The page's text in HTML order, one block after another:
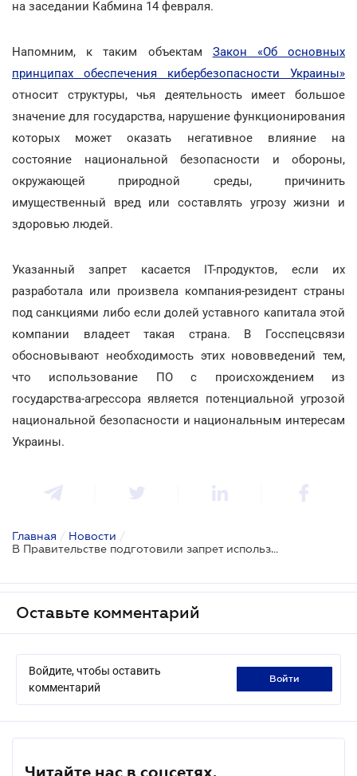
на заседании Кабмина 14 февраля.
Напомним, к таким объектам Закон «Об основных
принципах обеспечения кибербезопасности Украины»
относит структуры, чья деятельность имеет большое
значение для государства, нарушение функционирования
которых может оказать негативное влияние на
состояние национальной безопасности и обороны,
окружающей природной среды, причинить
имущественный вред или составлять угрозу жизни и
здоровью людей.
Указанный запрет касается IT-продуктов, если их
разработала или произвела компания-резидент страны
под санкциями либо если долей уставного капитала этой
компании владеет такая страна. В Госспецсвязи
обосновывают необходимость этих нововведений тем,
что использование ПО с происхождением из
государства-агрессора является потенциальной угрозой
национальной безопасности и национальным интересам
Украины.
Главная / Новости /
В Правительстве подготовили запрет использования программного обеспечения из санкционных стран
Оставьте комментарий
Войдите, чтобы оставить
комментарий
войти
Читайте нас в соцсетях.